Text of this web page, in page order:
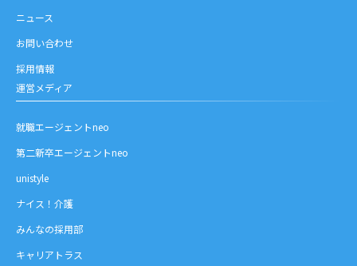
ニュース
お問い合わせ
採用情報
運営メディア
就職エージェントneo
第二新卒エージェントneo
unistyle
ナイス！介護
みんなの採用部
キャリアトラス